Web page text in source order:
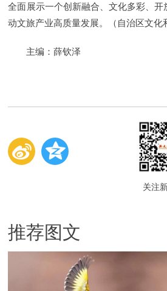
全面展示一个创新融合、文化多彩、
动文旅产业高质量发展。（自治区文化
主编：薛钦泽
关注
推荐图文